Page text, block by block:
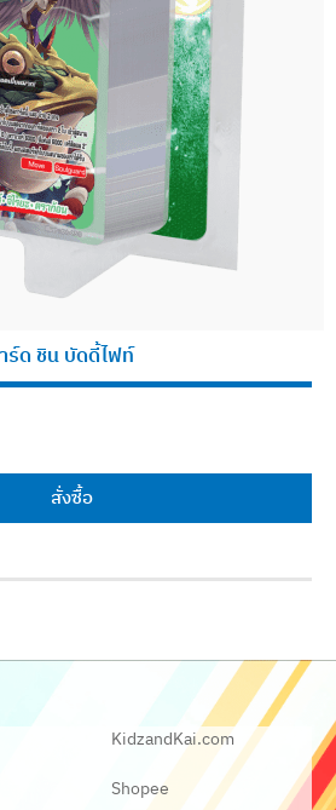
ร์ด ชิน บัดดี้ไฟท์
สั่งซื้อ
KidzandKai.com
Shopee